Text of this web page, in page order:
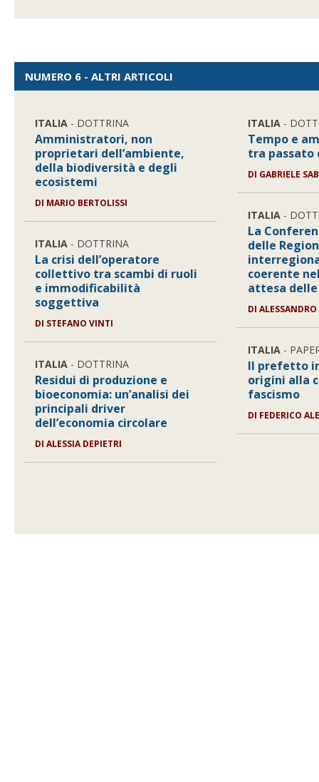
NUMERO 6 - ALTRI ARTICOLI
ITALIA - DOTTRINA
Amministratori, non
proprietari dell’ambiente,
della biodiversità e degli
ecosistemi
DI MARIO BERTOLISSI
ITALIA - DOTTRINA
La crisi dell’operatore
collettivo tra scambi di ruoli
e immodificabilità
soggettiva
DI STEFANO VINTI
ITALIA - DOTTRINA
Residui di produzione e
bioeconomia: un’analisi dei
principali driver
dell’economia circolare
DIALESSIA DEPIETRI
ITALIA -
Tempo e
tra passato
DI GABRIELE
ITALIA -
La
delle
coerente
attesa
DIALESSANDRO
ITALIA -
Il prefetto
origini alla
fascismo
DI FEDERICO